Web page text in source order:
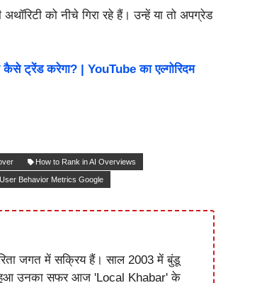
को नीचे गिरा रहे हैं। उन्हें या तो अपग्रेड
कैसे ट्रेंड करेगा? | YouTube का एल्गोरिदम
How to Rank in AI Overviews
User Behavior Metrics Google
जगत में सक्रिय हैं। साल 2003 में बुंडू
उनका सफर आज 'Local Khabar' के